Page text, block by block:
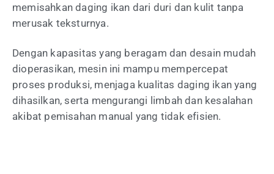
memisahkan daging ikan dari duri dan kulit tanpa
merusak teksturnya.
Dengan kapasitas yang beragam dan desain mudah
dioperasikan, mesin ini mampu mempercepat
proses produksi, menjaga kualitas daging ikan yang
dihasilkan, serta mengurangi limbah dan kesalahan
akibat pemisahan manual yang tidak efisien.